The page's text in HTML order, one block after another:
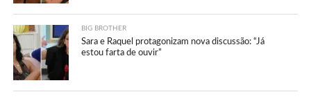
BIG BROTHER
Sara e Raquel protagonizam nova discussão: “Já
estou farta de ouvir”